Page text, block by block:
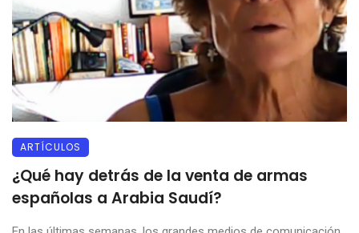
ARTÍCULOS
¿Qué hay detrás de la venta de armas
españolas a Arabia Saudí?